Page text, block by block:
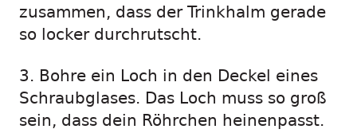
zusammen, dass der Trinkhalm gerade
so locker durchrutscht.
3. Bohre ein Loch in den Deckel eines
Schraubglases. Das Loch muss so groß
sein, dass dein Röhrchen heinenpasst.